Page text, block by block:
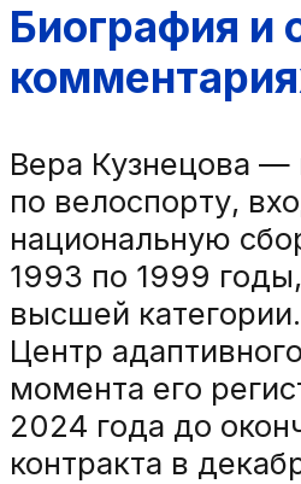
Биография и
Вера Кузнецова —
по велоспорту,
национальную
1993 по 1999
высшей
Центр
момента его
2024 года до
контракта в